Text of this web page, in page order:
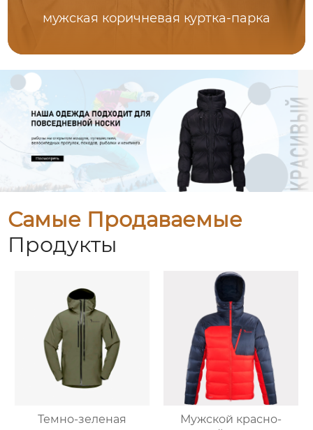
мужская коричневая куртка-парка
Самые Продаваемые
Продукты
Темно-зеленая
Мужской красно-